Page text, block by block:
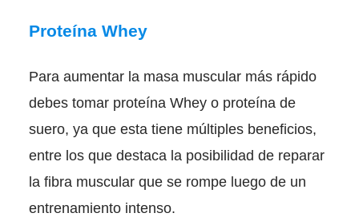
Proteína Whey
Para aumentar la masa muscular más rápido
debes tomar proteína Whey o proteína de
suero, ya que esta tiene múltiples beneficios,
entre los que destaca la posibilidad de reparar
la fibra muscular que se rompe luego de un
entrenamiento intenso.